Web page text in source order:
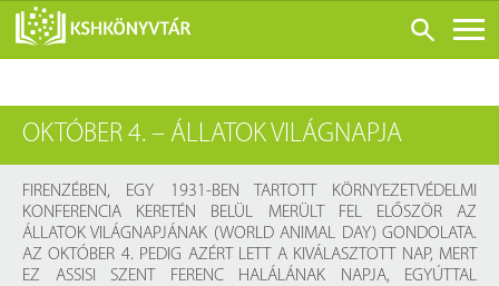
RÓLUNK
SZOLGÁLTATÁSOK
KONFERENCIÁK
OKTÓBER 4. – ÁLLATOK VILÁGNAPJA
FIRENZÉBEN, EGY 1931-BEN TARTOTT KÖRNYEZETVÉDELMI
KONFERENCIA KERETÉN BELÜL MERÜLT FEL ELŐSZÖR AZ
ÁLLATOK VILÁGNAPJÁNAK (WORLD ANIMAL DAY) GONDOLATA.
AZ OKTÓBER 4. PEDIG AZÉRT LETT A KIVÁLASZTOTT NAP, MERT
EZ ASSISI SZENT FERENC HALÁLÁNAK NAPJA, EGYÚTTAL